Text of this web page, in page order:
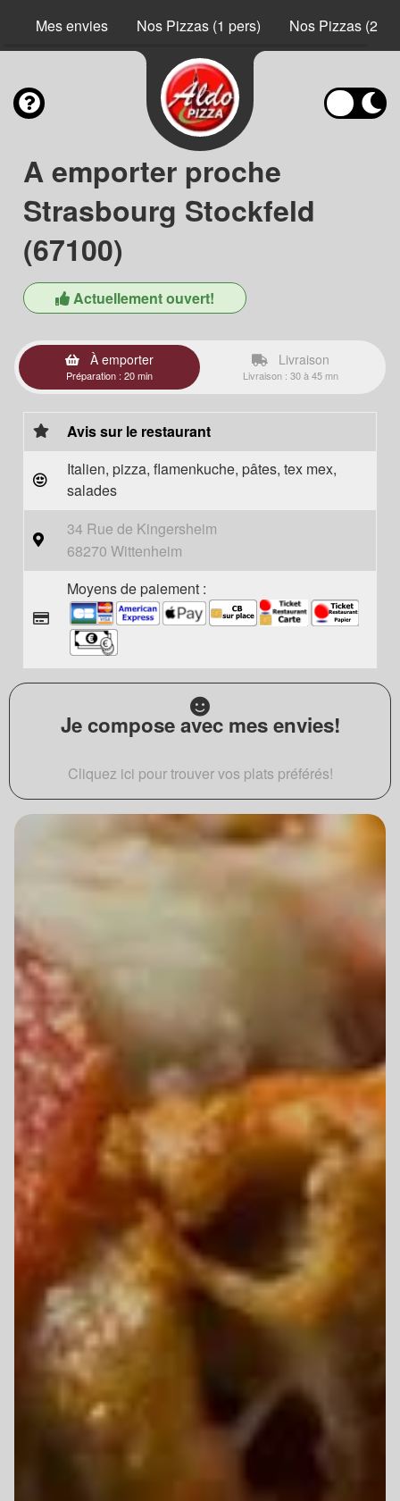
Mes envies Nos Pizzas (1 pers) Nos Pizzas (2
A emporter proche
Strasbourg Stockfeld
(67100)
Actuellement ouvert!
À emporter
Préparation : 20 min
Livraison
Livraison : 30 à 45 mn
Avis sur le restaurant
Italien, pizza, flamenkuche, pâtes, tex mex,
salades
34 Rue de Kingersheim
68270 Wittenheim
Moyens de paiement :
Je compose avec mes envies!
Cliquez ici pour trouver vos plats préférés!